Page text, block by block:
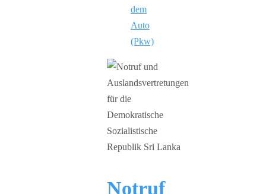
dem
Auto
(Pkw)
Notruf